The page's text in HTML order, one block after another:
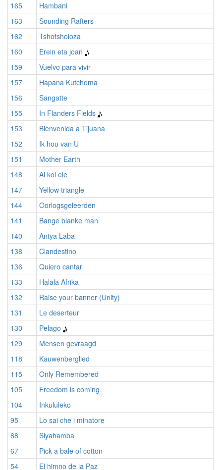
165
Hambani
163
Sounding Rafters
162
Tshotsholoza
160
Erein eta joan
159
Vuelvo para vivir
157
Hapana Kutchoma
156
Sangatte
155
In Flanders Fields
153
Bienvenida a Tijuana
152
Ik hou van U
151
Mother Earth
148
Al kol ele
147
Yellow triangle
144
Oorlogsgeleerden
141
Bange blanke man
140
Antya Laba
138
Clandestino
136
Quiero cantar
133
Halala Afrika
132
Raise your banner (Unity)
131
Le deserteur
130
Pelago
129
Mensen gevraagd
118
Kauwenberglied
115
Only Remembered
105
Freedom is coming
104
Inkululeko
95
Lo sai che i minatore
88
Siyahamba
67
Pick a bale of cotton
54
El himno de la Paz